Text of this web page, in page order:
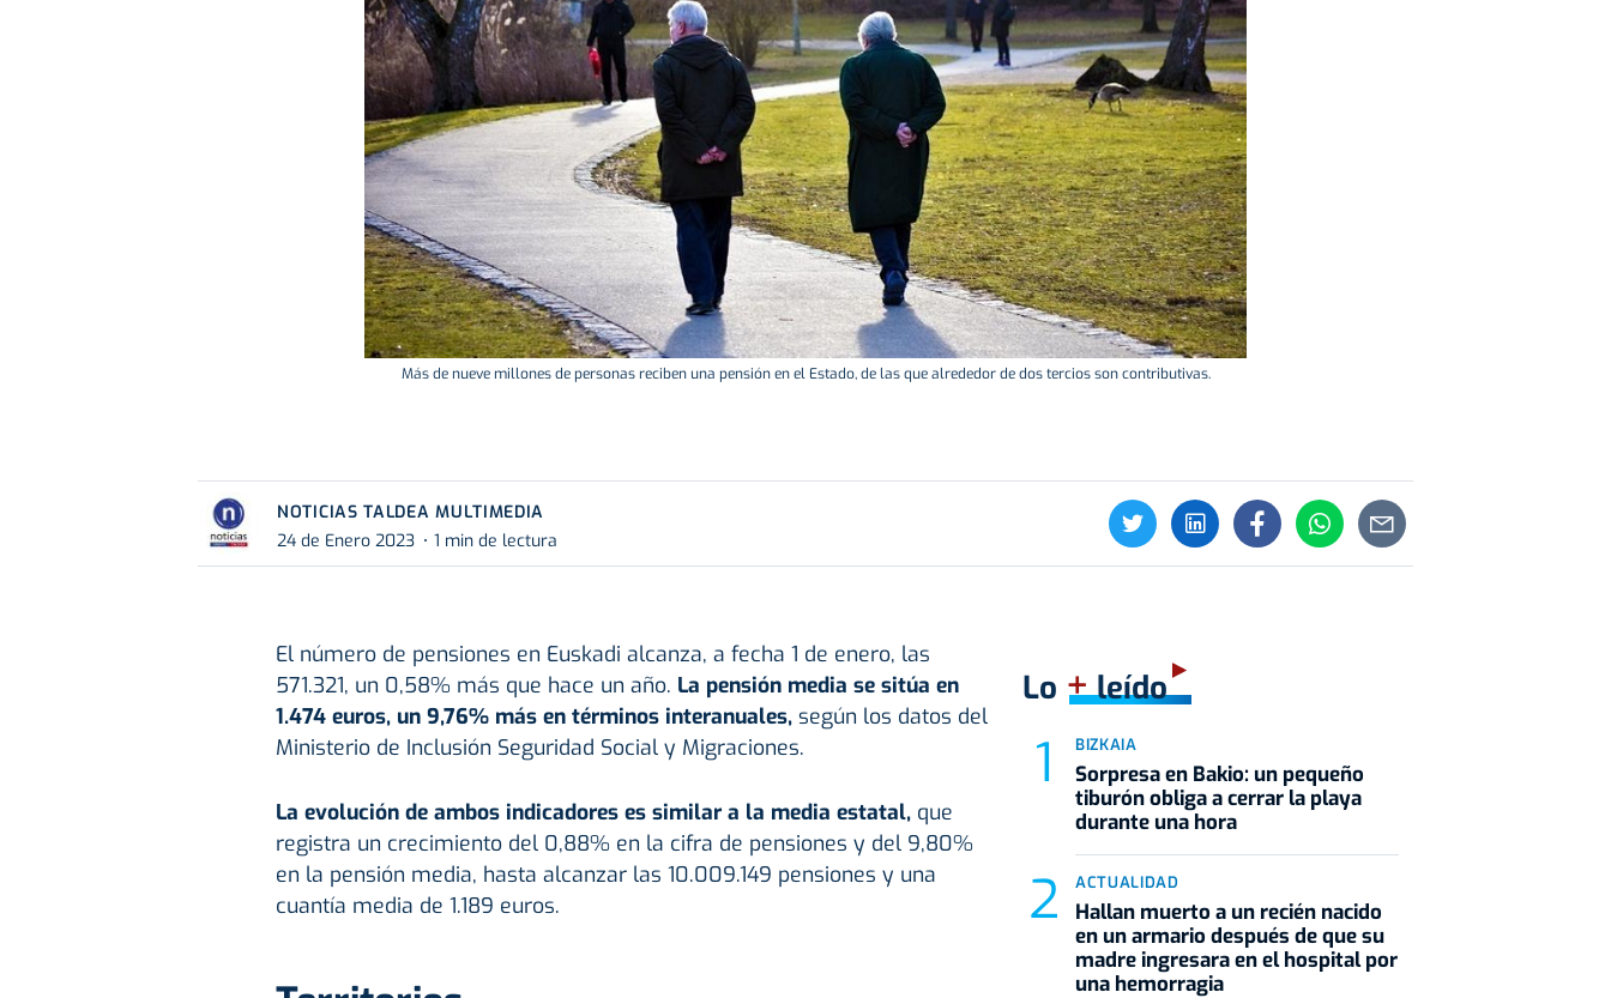
Más de nueve millones de personas reciben una pensión en el Estado, de las que alrededor de dos tercios son contributivas.
NOTICIAS TALDEA MULTIMEDIA
24 de Enero 2023
1 min de lectura
El número de pensiones en Euskadi alcanza, a fecha 1 de enero, las
571.321, un 0,58% más que hace un año. La pensión media se sitúa en
1.474 euros, un 9,76% más en términos interanuales,según los datos del
Ministerio de Inclusión Seguridad Social y Migraciones.
La evolución de ambos indicadores es similar a la media estatal,que
registra un crecimiento del 0,88% en la cifra de pensiones y del 9,80%
en la pensión media, hasta alcanzar las 10.009.149 pensiones y una
cuantía media de 1.189 euros.
Lo +leído
BIZKAIA
Sorpresa en Bakio: un pequeño
tiburón obliga a cerrar la playa
durante una hora
ACTUALIDAD
Hallan muerto a un recién nacido
en un armario después de que su
madre ingresara en el hospital por
una hemorragia